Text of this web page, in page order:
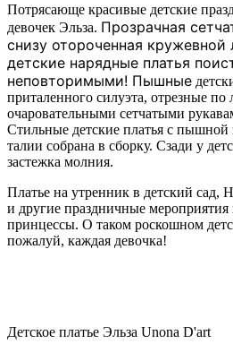
Потрясающе красивые детские
девочек Эльза. Прозрачная
снизу отороченная кружевной
детские нарядные платья
неповторимыми! Пышные
приталенного силуэта, отрезные по
очаровательными сетчатыми
Стильные детские платья с
талии собрана в сборку. Сзади у
застежка молния.
Платье на утренник в детский
и другие праздничные
принцессы. О таком роскошном
пожалуй, каждая девочка!
Детское платье Эльза Unona D'art